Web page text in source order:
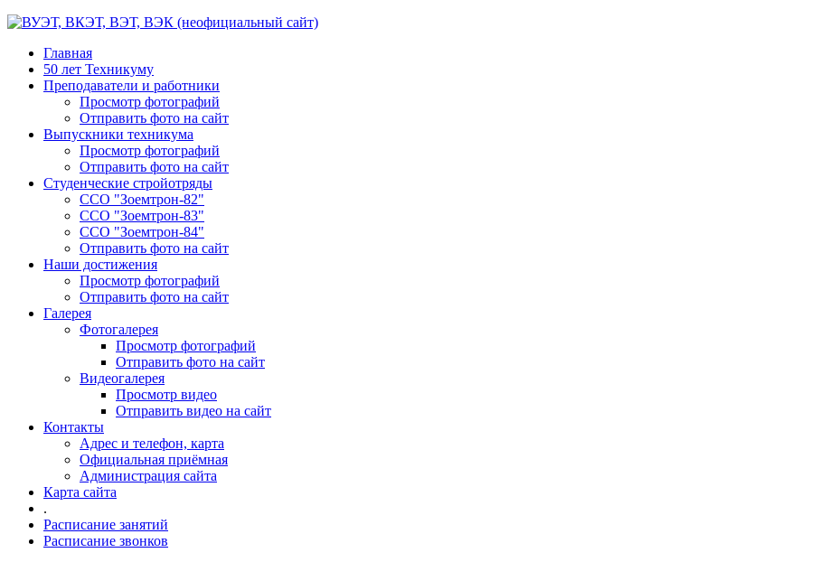
Главная
50 лет Техникуму
Преподаватели и работники
Просмотр фотографий
Отправить фото на сайт
Выпускники техникума
Просмотр фотографий
Отправить фото на сайт
Студенческие стройотряды
ССО "Зоемтрон-82"
ССО "Зоемтрон-83"
ССО "Зоемтрон-84"
Отправить фото на сайт
Наши достижения
Просмотр фотографий
Отправить фото на сайт
Галерея
Фотогалерея
Просмотр фотографий
Отправить фото на сайт
Видеогалерея
Просмотр видео
Отправить видео на сайт
Контакты
Адрес и телефон, карта
Официальная приёмная
Администрация сайта
Карта сайта
.
Расписание занятий
Расписание звонков